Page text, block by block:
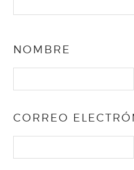
NOMBRE
CORREO